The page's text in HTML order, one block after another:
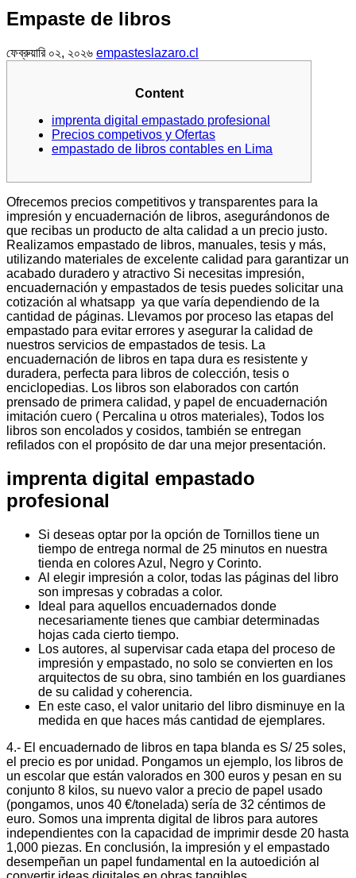
Empaste de libros
ফেব্রুয়ারি ০২, ২০২৬ empasteslazaro.cl
Content
imprenta digital empastado profesional
Precios competivos y Ofertas
empastado de libros contables en Lima
Ofrecemos precios competitivos y transparentes para la
impresión y encuadernación de libros, asegurándonos de
que recibas un producto de alta calidad a un precio justo.
Realizamos empastado de libros, manuales, tesis y más,
utilizando materiales de excelente calidad para garantizar un
acabado duradero y atractivo Si necesitas impresión,
encuadernación y empastados de tesis puedes solicitar una
cotización al whatsapp ya que varía dependiendo de la
cantidad de páginas. Llevamos por proceso las etapas del
empastado para evitar errores y asegurar la calidad de
nuestros servicios de empastados de tesis. La
encuadernación de libros en tapa dura es resistente y
duradera, perfecta para libros de colección, tesis o
enciclopedias. Los libros son elaborados con cartón
prensado de primera calidad, y papel de encuadernación
imitación cuero ( Percalina u otros materiales), Todos los
libros son encolados y cosidos, también se entregan
refilados con el propósito de dar una mejor presentación.
imprenta digital empastado
profesional
Si deseas optar por la opción de Tornillos tiene un
tiempo de entrega normal de 25 minutos en nuestra
tienda en colores Azul, Negro y Corinto.
Al elegir impresión a color, todas las páginas del libro
son impresas y cobradas a color.
Ideal para aquellos encuadernados donde
necesariamente tienes que cambiar determinadas
hojas cada cierto tiempo.
Los autores, al supervisar cada etapa del proceso de
impresión y empastado, no solo se convierten en los
arquitectos de su obra, sino también en los guardianes
de su calidad y coherencia.
En este caso, el valor unitario del libro disminuye en la
medida en que haces más cantidad de ejemplares.
4.- El encuadernado de libros en tapa blanda es S/ 25 soles,
el precio es por unidad. Pongamos un ejemplo, los libros de
un escolar que están valorados en 300 euros y pesan en su
conjunto 8 kilos, su nuevo valor a precio de papel usado
(pongamos, unos 40 €/tonelada) sería de 32 céntimos de
euro. Somos una imprenta digital de libros para autores
independientes con la capacidad de imprimir desde 20 hasta
1,000 piezas. En conclusión, la impresión y el empastado
desempeñan un papel fundamental en la autoedición al